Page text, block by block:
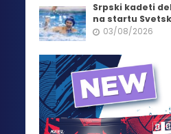
Srpski kadeti
na startu
03/08/2026